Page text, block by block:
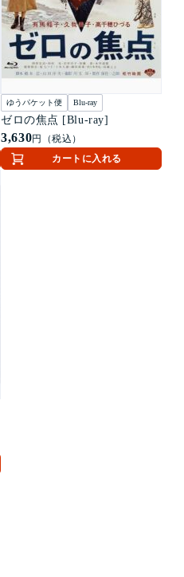
ゆうパケット便 Blu-ray
ゼロの焦点 [Blu-ray]
3,630円（税込）
カートに入れる